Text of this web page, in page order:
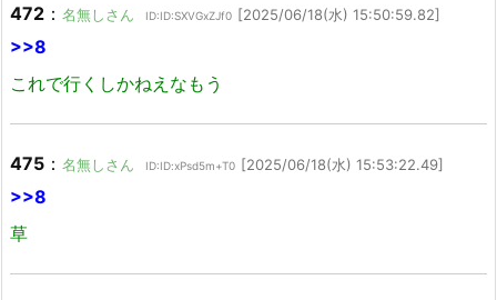
472 ： 名無しさん ID:ID:SXVGxZJf0 [2025/06/18(水) 15:50:59.82]
>>8
これで行くしかねえなもう
475 ： 名無しさん ID:ID:xPsd5m+T0 [2025/06/18(水) 15:53:22.49]
>>8
草